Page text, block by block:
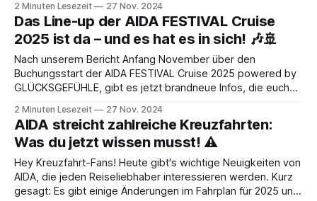
eröffnet ab dem 1. Dezember das neue Best Pizza@Sea.
Damit zieht ein echter Klassiker, den viele von der
2 Minuten Lesezeit 27 Nov. 2024
Das Line-up der AIDA FESTIVAL Cruise
2025 ist da – und es hat es in sich! 🎶🚢
Nach unserem Bericht Anfang November über den
Buchungsstart der AIDA FESTIVAL Cruise 2025 powered by
GLÜCKSGEFÜHLE, gibt es jetzt brandneue Infos, die euch
AIDA-Presseabteilung das finale Line-up für dieses
musikalische Highlight verraten – und was sollen wir sagen:
Es
2 Minuten Lesezeit 27 Nov. 2024
AIDA streicht zahlreiche Kreuzfahrten:
Was du jetzt wissen musst! ⚠️
Hey Kreuzfahrt-Fans! Heute gibt's wichtige Neuigkeiten von
AIDA, die jeden Reiseliebhaber interessieren werden. Kurz
gesagt: Es gibt einige Änderungen im Fahrplan für 2025 und